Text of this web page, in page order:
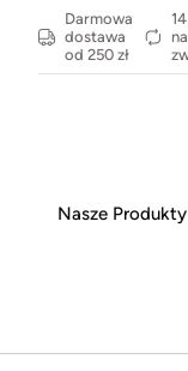
Darmowa
dostawa
od 250 zł
na
Nasze Produkty